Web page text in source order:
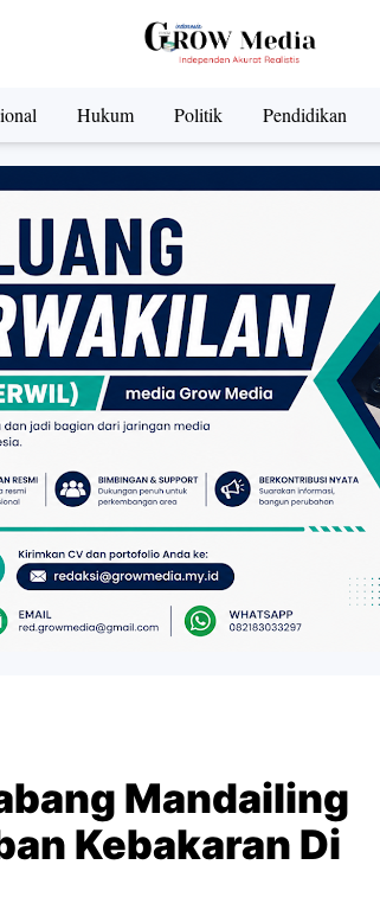
Hukum Politik Pendidikan
Mandailing
Kebakaran Di